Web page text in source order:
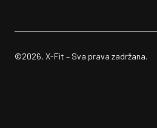
©2026, X-Fit – Sva prava zadržana.